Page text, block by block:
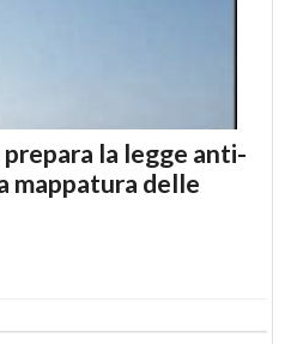
la legge anti-
mappatura delle